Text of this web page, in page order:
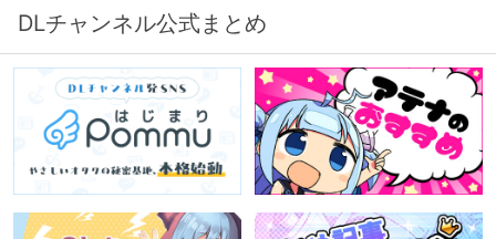
DLチャンネル公式まとめ